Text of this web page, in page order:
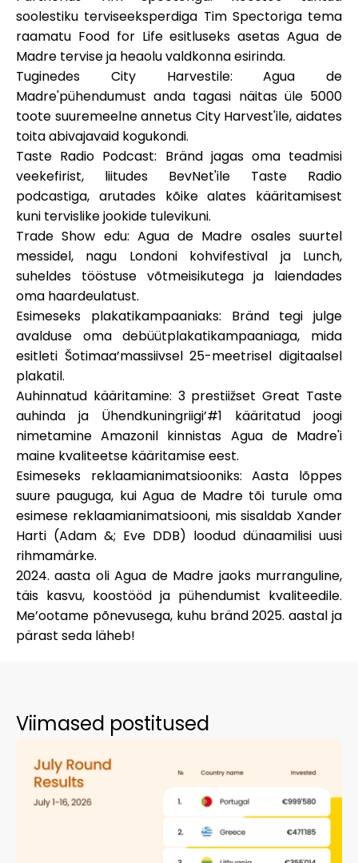
ask@scrambleup.com
+372 712 2955
soolestiku terviseeksperdiga Tim Spectoriga tema
raamatu Food for Life esitluseks asetas Agua de
Madre tervise ja heaolu valdkonna esirinda.
Tuginedes City Harvestile: Agua de
Madre'pühendumust anda tagasi näitas üle 5000
toote suuremeelne annetus City Harvest'ile, aidates
toita abivajavaid kogukondi.
Taste Radio Podcast: Bränd jagas oma teadmisi
veekefirist, liitudes BevNet'ile Taste Radio
podcastiga, arutades kõike alates kääritamisest
kuni tervislike jookide tulevikuni.
Trade Show edu: Agua de Madre osales suurtel
messidel, nagu Londoni kohvifestival ja Lunch,
suheldes tööstuse võtmeisikutega ja laiendades
oma haardeulatust.
Esimeseks plakatikampaaniaks: Bränd tegi julge
avalduse oma debüütplakatikampaaniaga, mida
esitleti Šotimaa’massiivsel 25-meetrisel digitaalsel
plakatil.
Auhinnatud kääritamine: 3 prestiižset Great Taste
auhinda ja Ühendkuningriigi’#1 kääritatud joogi
nimetamine Amazonil kinnistas Agua de Madre'i
maine kvaliteetse kääritamise eest.
Esimeseks reklaamianimatsiooniks: Aasta lõppes
suure pauguga, kui Agua de Madre tõi turule oma
esimese reklaamianimatsiooni, mis sisaldab Xander
Harti (Adam &; Eve DDB) loodud dünaamilisi uusi
rihmamärke.
2024. aasta oli Agua de Madre jaoks murranguline,
täis kasvu, koostööd ja pühendumist kvaliteedile.
Me’ootame põnevusega, kuhu bränd 2025. aastal ja
pärast seda läheb!
Viimased postitused